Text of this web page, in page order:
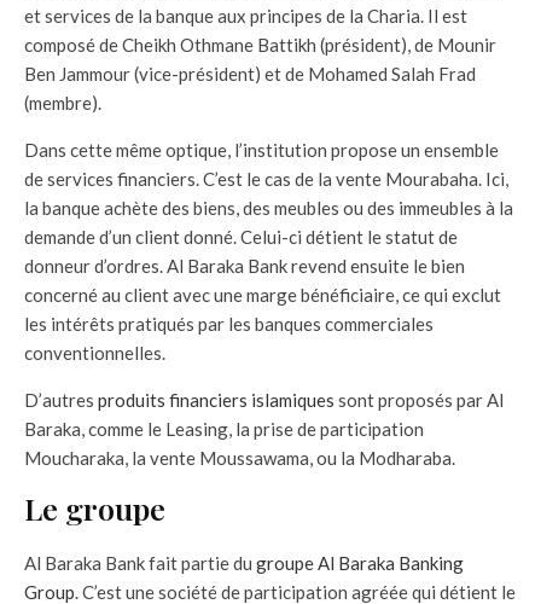
et services de la banque aux principes de la Charia. Il est
composé de Cheikh Othmane Battikh (président), de Mounir
Ben Jammour (vice-président) et de Mohamed Salah Frad
(membre).
Dans cette même optique, l’institution propose un ensemble
de services financiers. C’est le cas de la vente Mourabaha. Ici,
la banque achète des biens, des meubles ou des immeubles à la
demande d’un client donné. Celui-ci détient le statut de
donneur d’ordres. Al Baraka Bank revend ensuite le bien
concerné au client avec une marge bénéficiaire, ce qui exclut
les intérêts pratiqués par les banques commerciales
conventionnelles.
D’autres produits financiers islamiques sont proposés par Al
Baraka, comme le Leasing, la prise de participation
Moucharaka, la vente Moussawama, ou la Modharaba.
Le groupe
Al Baraka Bank fait partie du groupe Al Baraka Banking
Group. C’est une société de participation agréée qui détient le